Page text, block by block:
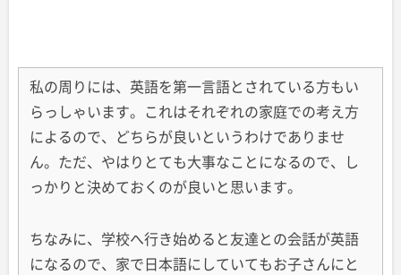
私の周りには、英語を第一言語とされている方もい
らっしゃいます。これはそれぞれの家庭での考え方
によるので、どちらが良いというわけでありませ
ん。ただ、やはりとても大事なことになるので、し
っかりと決めておくのが良いと思います。
ちなみに、学校へ行き始めると友達との会話が英語
になるので、家で日本語にしていてもお子さんにと